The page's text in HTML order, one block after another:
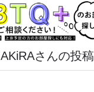
AKiRAさんの投稿